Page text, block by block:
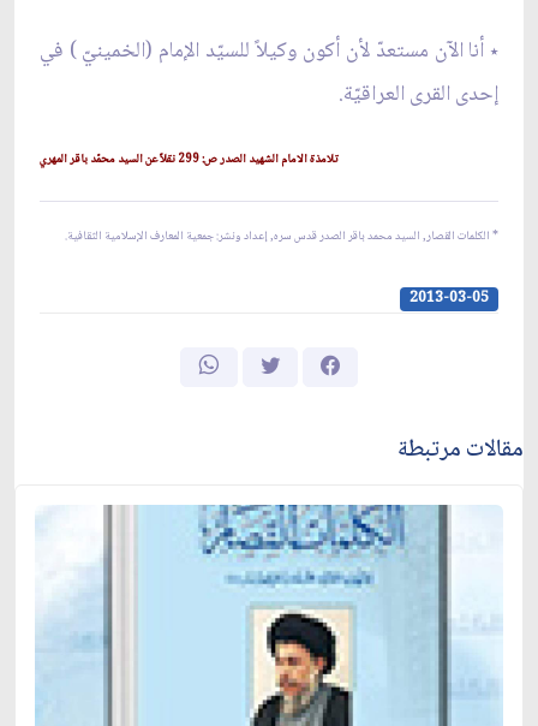
٭ أنا الآن مستعدّ لأن أكون وكيلاً للسيّد الإمام (الخمينيّ ) في
إحدى القرى العراقيّة.
تلامذة الامام الشهيد الصدر ص: 299 نقلاً عن السيد محمّد باقر المهري
* الكلمات القصار, السيد محمد باقر الصدر قدس سره, إعداد ونشر: جمعية المعارف الإسلامية الثقافية.
2013-03-05
مقالات مرتبطة